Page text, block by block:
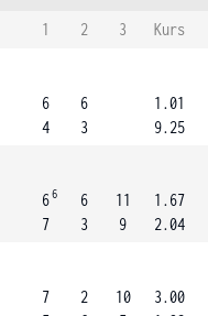
1 2 3
Kurs
6
4
6
3
1.01
9.25
66
7
6
3
11
9
1.67
2.04
7
2
10
3.00